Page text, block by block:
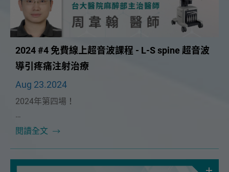
2024 #4 免費線上超音波課程 - L-S spine 超音波
導引疼痛注射治療
Aug 23.2024
2024年第四場！
本次課程很榮幸邀請到🔥台大麻醉部主治醫師 周韋翰醫
閱讀全文